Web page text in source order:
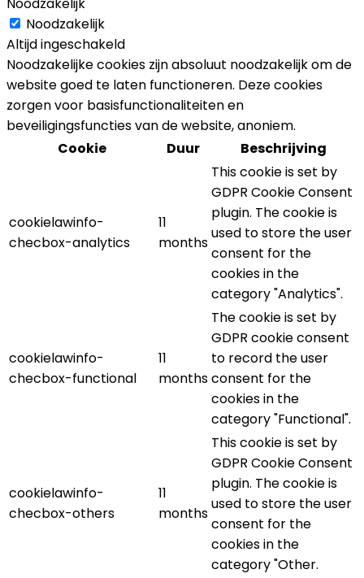
Noodzakelijk
Noodzakelijk
Altijd ingeschakeld
Noodzakelijke cookies zijn absoluut noodzakelijk om de
website goed te laten functioneren. Deze cookies
zorgen voor basisfunctionaliteiten en
beveiligingsfuncties van de website, anoniem.
Cookie
Duur Beschrijving
cookielawinfo-
checbox-analytics
11
months
This cookie is set by
GDPR Cookie Consent
plugin. The cookie is
used to store the user
consent for the
cookies in the
category "Analytics".
cookielawinfo-
checbox-functional
11
months
The cookie is set by
GDPR cookie consent
to record the user
consent for the
cookies in the
category "Functional".
cookielawinfo-
checbox-others
11
months
This cookie is set by
GDPR Cookie Consent
plugin. The cookie is
used to store the user
consent for the
cookies in the
category "Other.